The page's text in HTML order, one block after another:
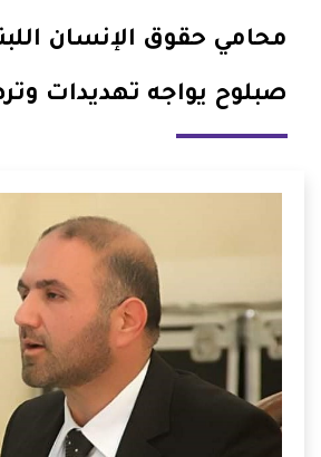
محامي حقوق الإنسان
صبلوح يواجه تهديدات